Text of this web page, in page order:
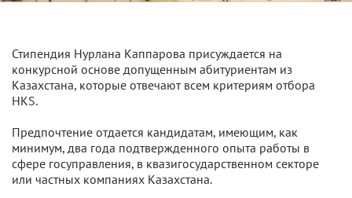
Стипендия Нурлана Каппарова присуждается на
конкурсной основе допущенным абитуриентам из
Казахстана, которые отвечают всем критериям отбора
HKS.
Предпочтение отдается кандидатам, имеющим, как
минимум, два года подтвержденного опыта работы в
сфере госуправления, в квазигосударственном секторе
или частных компаниях Казахстана.